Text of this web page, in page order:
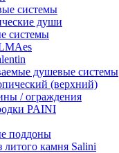
системы
души
системы
душевые системы
(верхний)
/ ограждения
PAINI
поддоны
литого камня Salini